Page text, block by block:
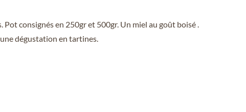
consignés en 250gr et 500gr. Un miel au goût boisé .
dégustation en tartines.